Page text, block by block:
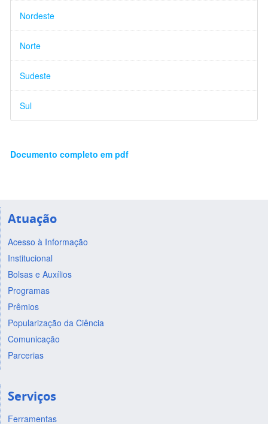
Nordeste
Norte
Sudeste
Sul
Documento completo em pdf
Atuação
Acesso à Informação
Institucional
Bolsas e Auxílios
Programas
Prêmios
Popularização da Ciência
Comunicação
Parcerias
Serviços
Ferramentas